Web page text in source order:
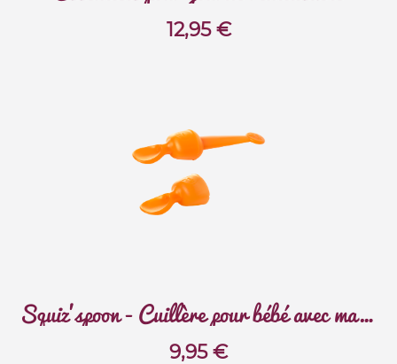
12,95€
Squiz'spoon - Cuillère pour bébé avec manche
9,95€